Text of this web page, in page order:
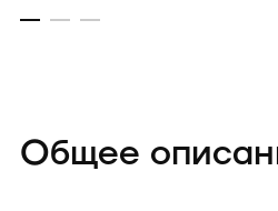
Общее